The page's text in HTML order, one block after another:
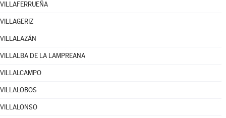
VILLAFERRUEÑA
VILLAGERIZ
VILLALAZÁN
VILLALBA DE LA LAMPREANA
VILLALCAMPO
VILLALOBOS
VILLALONSO